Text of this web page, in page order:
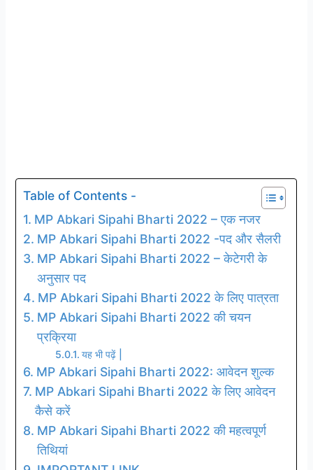
Table of Contents -
MP Abkari Sipahi Bharti 2022 – एक नजर
MP Abkari Sipahi Bharti 2022 -पद और सैलरी
MP Abkari Sipahi Bharti 2022 – केटेगरी के
अनुसार पद
MP Abkari Sipahi Bharti 2022 के लिए पात्रता
MP Abkari Sipahi Bharti 2022 की चयन
प्रक्रिया
यह भी पढ़ें |
MP Abkari Sipahi Bharti 2022: आवेदन शुल्क
MP Abkari Sipahi Bharti 2022 के लिए आवेदन
कैसे करें
MP Abkari Sipahi Bharti 2022 की महत्वपूर्ण
तिथियां